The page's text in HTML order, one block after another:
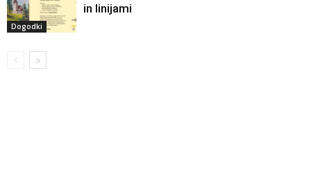
Dogodki
in linijami